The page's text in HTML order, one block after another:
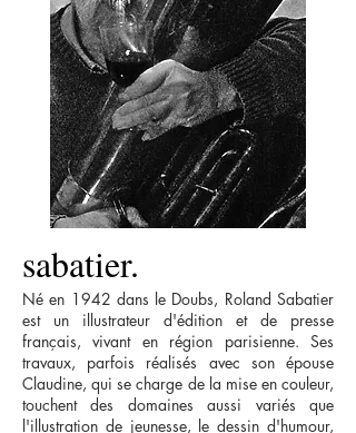
sabatier.
Né en 1942 dans le Doubs, Roland Sabatier
est un illustrateur d'édition et de presse
français, vivant en région parisienne. Ses
travaux, parfois réalisés avec son épouse
Claudine, qui se charge de la mise en couleur,
touchent des domaines aussi variés que
l'illustration de jeunesse, le dessin d'humour,